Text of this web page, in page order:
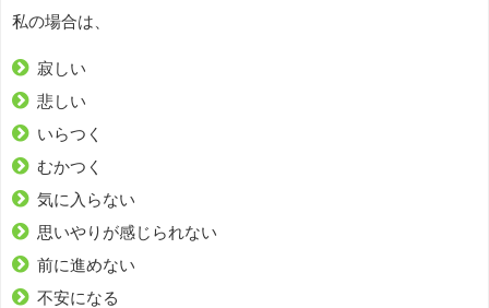
私の場合は、
寂しい
悲しい
いらつく
むかつく
気に入らない
思いやりが感じられない
前に進めない
不安になる